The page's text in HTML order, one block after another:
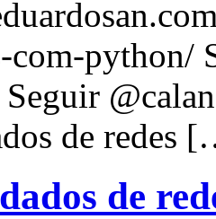
com-python/
de redes
de